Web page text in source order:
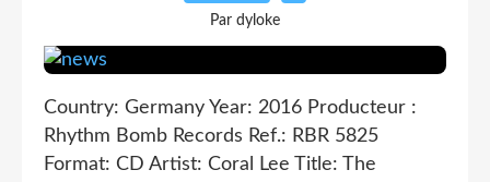
Par dyloke
Country: Germany Year: 2016 Producteur :
Rhythm Bomb Records Ref.: RBR 5825
Format: CD Artist: Coral Lee Title: The